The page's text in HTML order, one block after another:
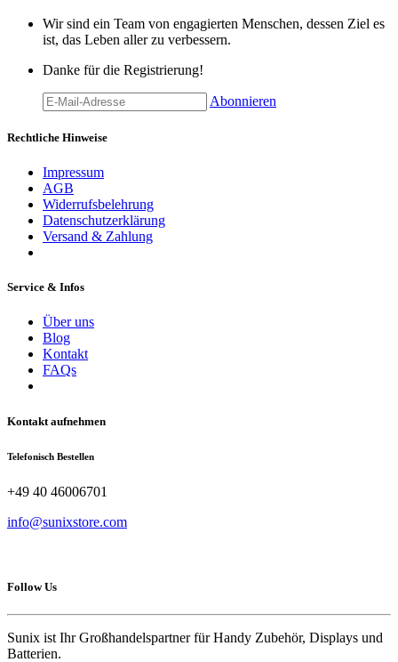
Wir sind ein Team von engagierten Menschen, dessen Ziel es
ist, das Leben aller zu verbessern.
Danke für die Registrierung!
Abonnieren
Rechtliche Hinweise
Impressum
AGB
Widerrufsbelehrung
Datenschutzerklärung
Versand & Zahlung
Service & Infos
Über uns
Blog
Kontakt
FAQs
Kontakt aufnehmen
Telefonisch Bestellen
+49 40 46006701
info@sunixstore.com
Follow Us
Sunix ist Ihr Großhandelspartner für Handy Zubehör, Displays und
Batterien.